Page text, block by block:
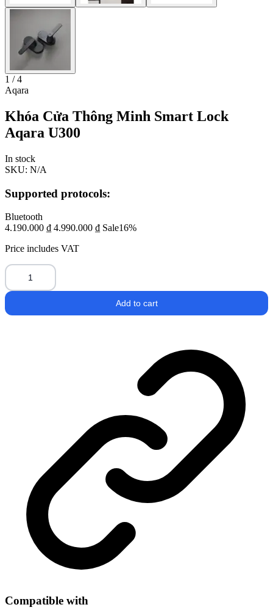
1 / 4
Aqara
Khóa Cửa Thông Minh Smart Lock
Aqara U300
In stock
SKU: N/A
Supported protocols:
Bluetooth
4.190.000 ₫ 4.990.000 ₫ Sale16%
Price includes VAT
Cửa
Minh
Add to cart
Compatible with